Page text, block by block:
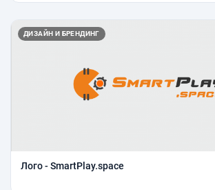
ДИЗАЙН И БРЕНДИНГ
Лого - SmartPlay.space